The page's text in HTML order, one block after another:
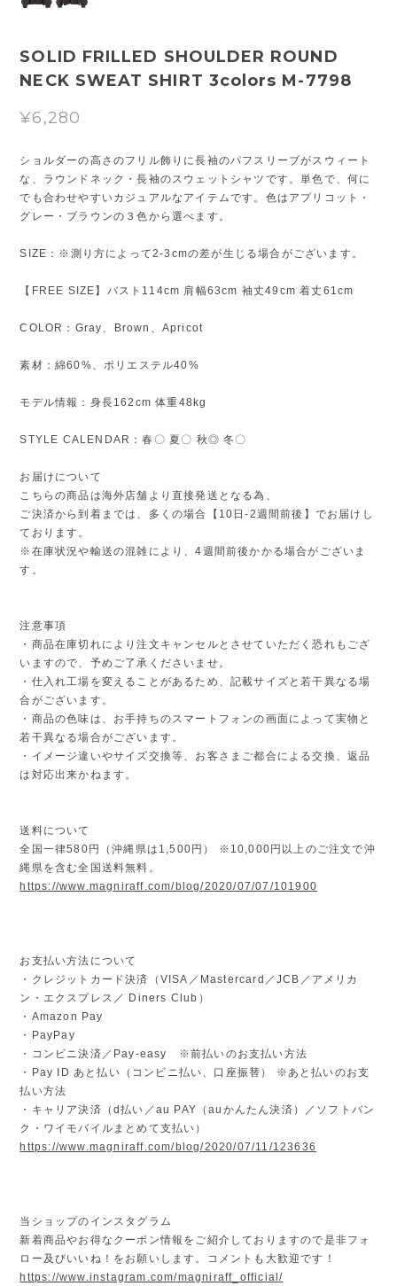
SOLID FRILLED SHOULDER ROUND
NECK SWEAT SHIRT 3colors M-7798
¥6,280
ショルダーの高さのフリル飾りに長袖のパフスリーブがスウィート
な、ラウンドネック・長袖のスウェットシャツです。単色で、何に
でも合わせやすいカジュアルなアイテムです。色はアプリコット・
グレー・ブラウンの３色から選べます。
SIZE：※測り方によって2-3cmの差が生じる場合がございます。
【FREE SIZE】バスト114cm 肩幅63cm 袖丈49cm 着丈61cm
COLOR：Gray、Brown、Apricot
素材：綿60%、ポリエステル40%
モデル情報：身長162cm 体重48kg
STYLE CALENDAR：春〇 夏〇 秋◎ 冬〇
お届けについて
こちらの商品は海外店舗より直接発送となる為、
ご決済から到着までは、多くの場合【10日-2週間前後】でお届けし
ております。
※在庫状況や輸送の混雑により、4週間前後かかる場合がございま
す。
注意事項
・商品在庫切れにより注文キャンセルとさせていただく恐れもござ
いますので、予めご了承くださいませ。
・仕入れ工場を変えることがあるため、記載サイズと若干異なる場
合がございます。
・商品の色味は、お手持ちのスマートフォンの画面によって実物と
若干異なる場合がございます。
・イメージ違いやサイズ交換等、お客さまご都合による交換、返品
は対応出来かねます。
送料について
全国一律580円（沖縄県は1,500円） ※10,000円以上のご注文で沖
縄県を含む全国送料無料。
https://www.magniraff.com/blog/2020/07/07/101900
お支払い方法について
・クレジットカード決済（VISA／Mastercard／JCB／アメリカ
ン・エクスプレス／ Diners Club）
・Amazon Pay
・PayPay
・コンビニ決済／Pay-easy ※前払いのお支払い方法
・Pay ID あと払い（コンビニ払い、口座振替） ※あと払いのお支
払い方法
・キャリア決済（d払い／au PAY（auかんたん決済）／ソフトバン
ク・ワイモバイルまとめて支払い）
https://www.magniraff.com/blog/2020/07/11/123636
当ショップのインスタグラム
新着商品やお得なクーポン情報をご紹介しておりますので是非フォ
ロー及びいいね！をお願いします。コメントも大歓迎です！
https://www.instagram.com/magniraff_official/